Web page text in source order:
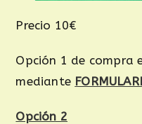
Precio 10€
Opción 1 de
mediante
Opción 2